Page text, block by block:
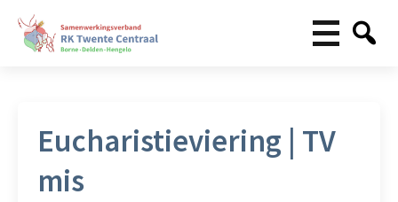
Eucharistieviering | TV
mis